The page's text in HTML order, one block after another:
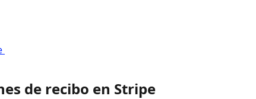
de recibo en Stripe